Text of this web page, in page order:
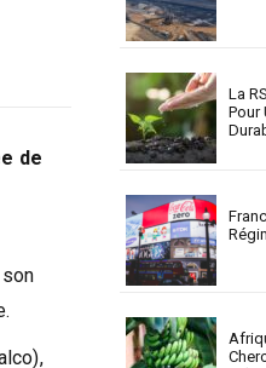
de
La
Pour